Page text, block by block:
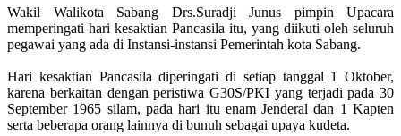
Wakil Walikota Sabang Drs.Suradji Junus pimpin Upacara
memperingati hari kesaktian Pancasila itu, yang diikuti oleh seluruh
pegawai yang ada di Instansi-instansi Pemerintah kota Sabang.
Hari kesaktian Pancasila diperingati di setiap tanggal 1 Oktober,
karena berkaitan dengan peristiwa G30S/PKI yang terjadi pada 30
September 1965 silam, pada hari itu enam Jenderal dan 1 Kapten
serta beberapa orang lainnya di bunuh sebagai upaya kudeta.